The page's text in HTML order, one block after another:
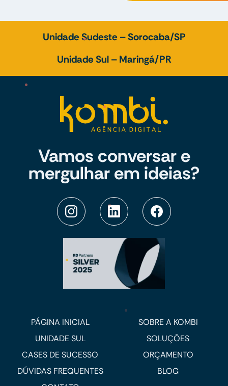
Unidade Sudeste – Sorocaba/SP
Unidade Sul – Maringá/PR
Vamos conversar e
mergulhar em ideias?
PÁGINA INICIAL
SOBRE A KOMBI
UNIDADE SUL
SOLUÇÕES
CASES DE SUCESSO
ORÇAMENTO
DÚVIDAS FREQUENTES
BLOG